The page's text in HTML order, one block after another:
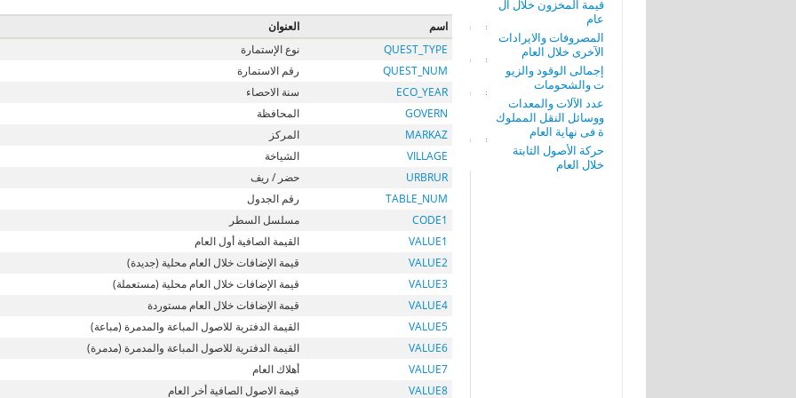
قيمة المخزون خلال ال
عام
المصروفات والايرادات
الآخرى خلال العام
إجمالى الوقود والزيو
ت والشحومات
عدد الآلات والمعدات
ووسائل النقل المملوك
ة فى نهاية العام
حركة الأصول الثابتة
خلال العام
اسم العنوان
QUEST_TYPE
نوع الإستمارة
QUEST_NUM
رقم الاستمارة
ECO_YEAR
سنة الاحصاء
GOVERN
المحافظة
MARKAZ
المركز
VILLAGE
الشياخة
URBRUR
حضر / ريف
TABLE_NUM
رقم الجدول
CODE1
مسلسل السطر
VALUE1
القيمة الصافية أول العام
VALUE2
قيمة الإضافات خلال العام محلية (جديدة)
VALUE3
قيمة الإضافات خلال العام محلية (مستعملة)
VALUE4
قيمة الإضافات خلال العام مستوردة
VALUE5
القيمة الدفترية للاصول المباعة والمدمرة (مباعة)
VALUE6
القيمة الدفترية للاصول المباعة والمدمرة (مدمرة)
VALUE7
أهلاك العام
VALUE8
قيمة الاصول الصافية أخر العام